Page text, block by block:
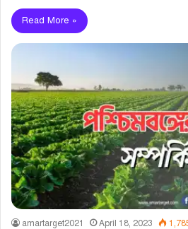
Read More »
amartarget2021 April 18, 2023